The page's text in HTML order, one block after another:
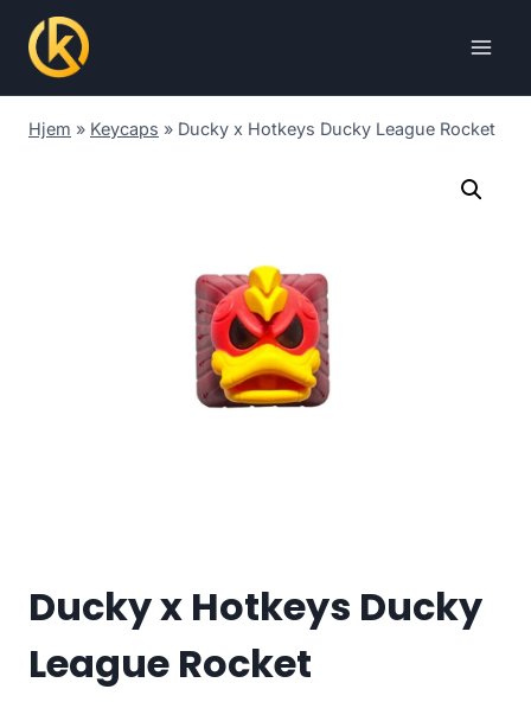
content
Hjem » Keycaps » Ducky x Hotkeys Ducky League Rocket
Ducky x Hotkeys Ducky
League Rocket